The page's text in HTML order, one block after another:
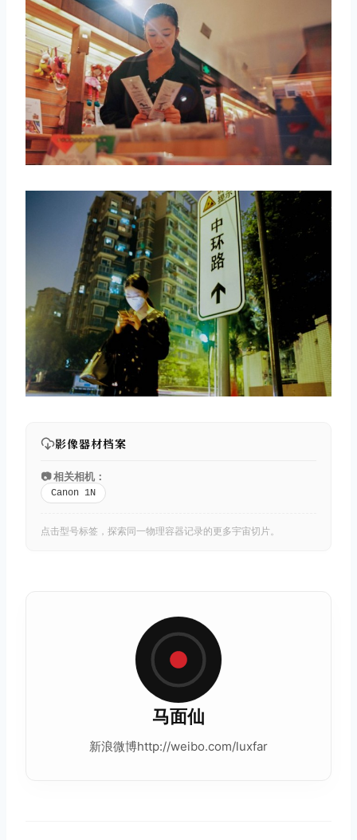
影像器材档案
📷 相关相机：
Canon 1N
点击型号标签，探索同一物理容器记录的更多宇宙切片。
马面仙
新浪微博http://weibo.com/luxfar
取消 搜索